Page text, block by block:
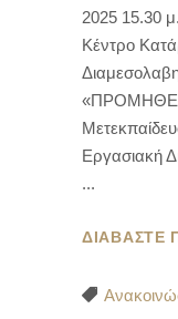
2025 15.30
Κέντρο
Εργασιακή
ΔΙΑΒΑΣΤΕ